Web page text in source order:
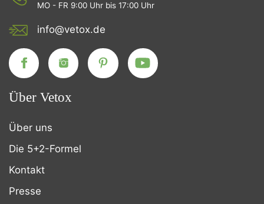
MO - FR 9:00 Uhr bis 17:00 Uhr
info@vetox.de
Über Vetox
Über uns
Die 5+2-Formel
Kontakt
Presse